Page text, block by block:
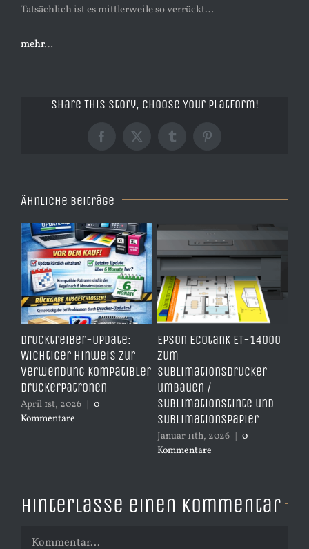
Tatsächlich ist es mittlerweile so verrückt…
mehr…
Share This Story, Choose Your Platform!
Facebook
X TumblrPinterest
Ähnliche Beiträge
Drucktreiber-Update:
Wichtiger Hinweis zur
Verwendung kompatibler
Druckerpatronen
April 1st, 2026
0
Kommentare
Epson Ecotank ET-14000
zum
Sublimationsdrucker
umbauen /
Sublimationstinte und
Sublimationspapier
Januar 11th, 2026
0
Kommentare
Hinterlasse einen Kommentar
Kommentar